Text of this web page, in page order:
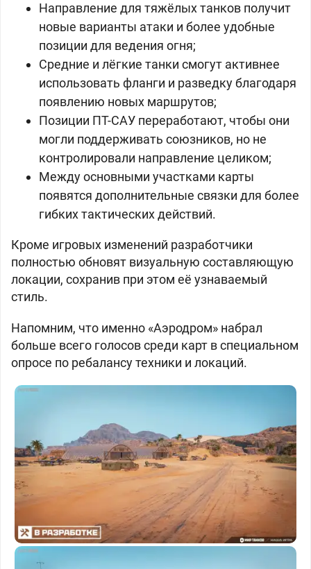
Направление для тяжёлых танков получит
новые варианты атаки и более удобные
позиции для ведения огня;
Средние и лёгкие танки смогут активнее
использовать фланги и разведку благодаря
появлению новых маршрутов;
Позиции ПТ-САУ переработают, чтобы они
могли поддерживать союзников, но не
контролировали направление целиком;
Между основными участками карты
появятся дополнительные связки для более
гибких тактических действий.
Кроме игровых изменений разработчики
полностью обновят визуальную составляющую
локации, сохранив при этом её узнаваемый
стиль.
Напомним, что именно «Аэродром» набрал
больше всего голосов среди карт в специальном
опросе по ребалансу техники и локаций.